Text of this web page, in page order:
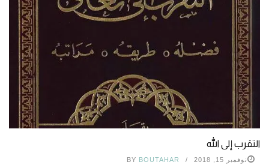
التقرب إلى الله
نوفمبر 15, 2018 BY BOUTAHAR